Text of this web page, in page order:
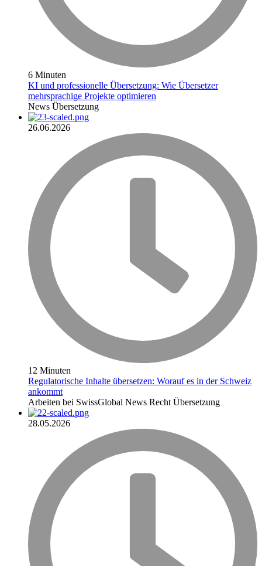
6 Minuten
KI und professionelle Übersetzung: Wie Übersetzer
mehrsprachige Projekte optimieren
News Übersetzung
26.06.2026
12 Minuten
Regulatorische Inhalte übersetzen: Worauf es in der Schweiz
ankommt
Arbeiten bei SwissGlobal News Recht Übersetzung
28.05.2026